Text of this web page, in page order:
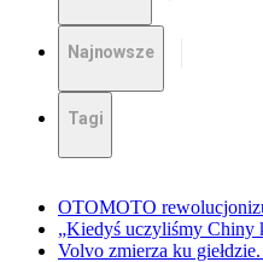
Najnowsze
Tagi
OTOMOTO
„Kiedyś uczyliśmy Chiny
Volvo zmierza ku